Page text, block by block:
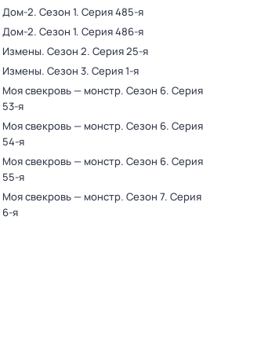
Дом-2. Сезон 1. Серия 485-я
Дом-2. Сезон 1. Серия 486-я
Измены. Сезон 2. Серия 25-я
Измены. Сезон 3. Серия 1-я
Моя свекровь — монстр. Сезон 6. Серия
53-я
Моя свекровь — монстр. Сезон 6. Серия
54-я
Моя свекровь — монстр. Сезон 6. Серия
55-я
Моя свекровь — монстр. Сезон 7. Серия
6-я